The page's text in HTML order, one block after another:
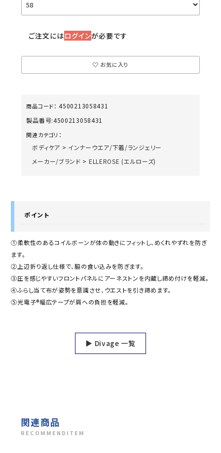
ご注文にはログインが必要です
お気に入り
商品コード： 4500213058431
製品番号:4500213058431
関連カテゴリ：
ボディケア > インナーウエア/下着/ランジェリー
メーカー/ブランド > ELLEROSE (エルローズ)
ポイント
①柔軟性のあるコイルボーンが体の動きにフィットし、めくれやずれを防ぎ
ます。
②上辺折り返し仕様で、脇の食い込みを防ぎます。
③圧を感じやすいフロントパネルにアーネストンを内蔵し締め付けを軽減。
④ふらし当て布が姿勢を意識させ、ウエストを引き締めます。
⑤光電子®幅広テープが肩への負担を軽減。
▶ Divage 一覧
関連商品
RECOMMENDITEM